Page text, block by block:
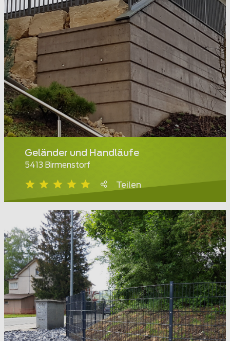
Geländer und Handläufe
5413 Birmenstorf
Teilen